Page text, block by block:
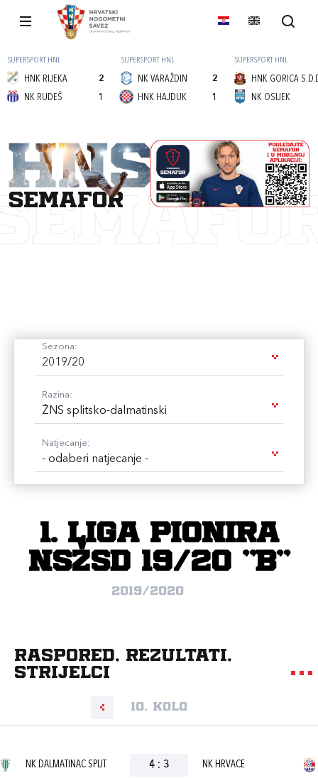
SUPERSPORT HNL
HNK RIJEKA
2
1
NK RUDEŠ
SUPERSPORT HNL
NK VARAŽDIN
2
1
HNK HAJDUK
SUPERSPORT HNL
HNK GORICA
NK OSIJEK
semafor
Sezona:
2019/20
Razina:
ŽNS splitsko-dalmatinski
Natjecanje:
- odaberi natjecanje -
1. liga pionira
NSŽSD 19/20 "B"
2019/2020
Raspored, rezultati,
strijelci
10. kolo
NK DALMATINAC SPLIT 4 : 3 NK HRVACE